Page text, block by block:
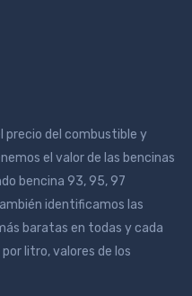
precio del combustible y
el valor de las bencinas
bencina 93, 95, 97
identificamos las
baratas en todas y cada
litro, valores de los